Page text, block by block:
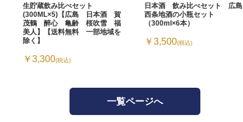
生貯蔵飲み比べセット
(300ML×5)【広島 日本酒 賀
茂鶴 醉心 亀齢 桜吹雪 福
美人】【送料無料 一部地域を
除く】
￥3,300(税込)
日本酒 飲み比べセット 広島
西条地酒の小瓶セット
（300ml×6本）
￥3,500(税込)
一覧ページへ